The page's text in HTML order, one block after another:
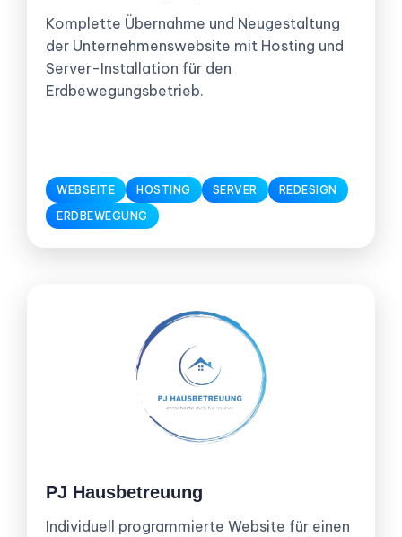
Komplette Übernahme und Neugestaltung
der Unternehmenswebsite mit Hosting und
Server-Installation für den
Erdbewegungsbetrieb.
WEBSEITE HOSTING SERVER
REDESIGN
ERDBEWEGUNG
PJ Hausbetreuung
Individuell programmierte Website für einen